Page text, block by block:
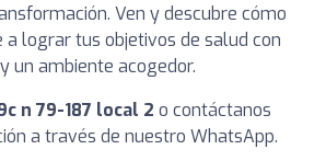
Ven y descubre cómo
lograr tus objetivos de salud con
un ambiente acogedor.
n 79-187 local 2 o contáctanos
a través de nuestro WhatsApp.